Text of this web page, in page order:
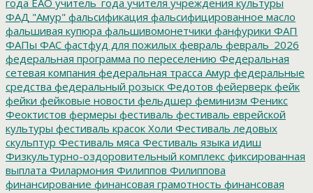
ФАД "Амур" фальсификация фальсифицированное масло
фальшивая купюра фальшивомонетчики фанфурики ФАП
ФАПы ФАС фастфуд для пожилых февраль февраль_2026
федеральная программа по переселению Федеральная
сетевая компания федеральная трасса Амур федеральные
средства федеральный розыск Федотов фейерверк фейк
фейки фейковые новости фельдшер феминизм Феникс
Феоктистов фермеры фестиваль фестиваль еврейской
культуры фестиваль красок Холи Фестиваль ледовых
скульптур Фестиваль мяса Фестиваль языка идиш
Физкультурно-оздоровительный комплекс фиксированная
выплата Филармония Филиппов Филиппова
финансирование финансовая грамотность финансовая